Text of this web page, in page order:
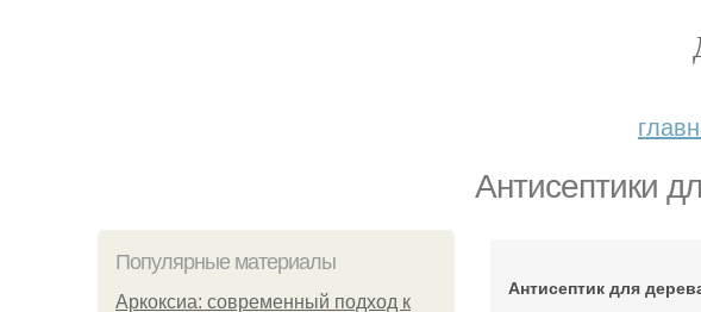
Антисептики
Популярные материалы
Аркоксиа: современный подход к
Антисептик для